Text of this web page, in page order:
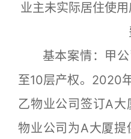
业主未实际居住使
基本案情：甲公
至10层产权。2020
乙物业公司签订A
物业公司为A大厦提